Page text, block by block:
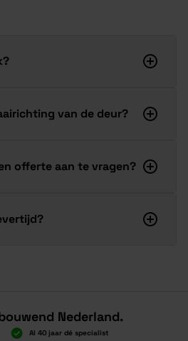
van de deur?
offerte aan te vragen?
Nederland.
Al 40 jaar dé specialist